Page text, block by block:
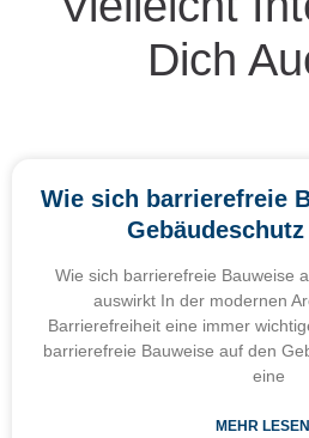
Dich
Wie sich barrierefreie
Wie sich barrierefreie Bauweise
auswirkt In der modernen
Barrierefreiheit eine immer
barrierefreie Bauweise auf den
eine
MEHR